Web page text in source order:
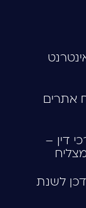
אתרים
דין –
לשנת